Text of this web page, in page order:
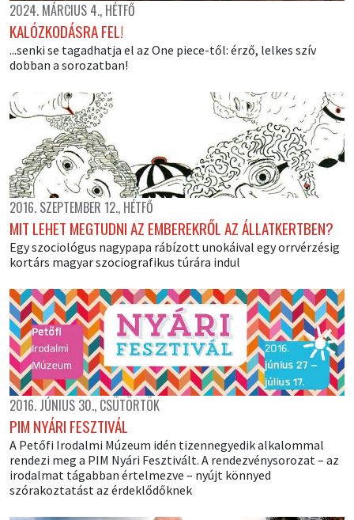
2024. MÁRCIUS 4., HÉTFŐ
KALÓZKODÁSRA FEL!
...senki se tagadhatja el az One piece-től: érző, lelkes szív
dobban a sorozatban!
2016. SZEPTEMBER 12., HÉTFŐ
MIT LEHET MEGTUDNI AZ EMBEREKRŐL AZ ÁLLATKERTBEN?
Egy szociológus nagypapa rábízott unokáival egy orrvérzésig
kortárs magyar szociografikus túrára indul
2016. JÚNIUS 30., CSÜTÖRTÖK
PIM NYÁRI FESZTIVÁL
A Petőfi Irodalmi Múzeum idén tizennegyedik alkalommal
rendezi meg a PIM Nyári Fesztivált. A rendezvénysorozat – az
irodalmat tágabban értelmezve – nyújt könnyed
szórakoztatást az érdeklődőknek